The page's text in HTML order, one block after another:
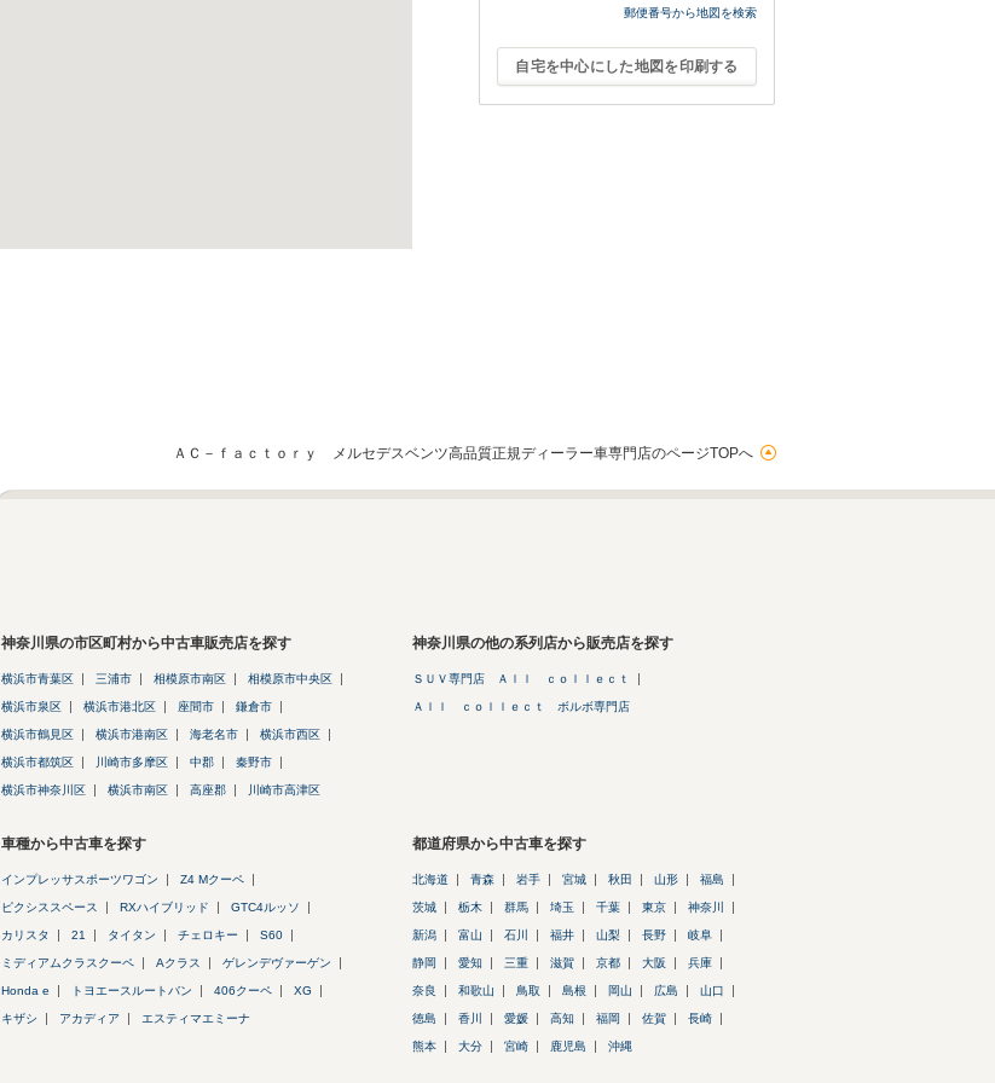
郵便番号から地図を検索
自宅を中心にした地図を印刷する
ＡＣ－ｆａｃｔｏｒｙ メルセデスベンツ高品質正規ディーラー車専門店のページTOPへ
神奈川県の市区町村から中古車販売店を探す
横浜市青葉区 三浦市 相模原市南区 相模原市中央区
横浜市泉区 横浜市港北区 座間市 鎌倉市
横浜市鶴見区 横浜市港南区 海老名市 横浜市西区
横浜市都筑区 川崎市多摩区 中郡 秦野市
横浜市神奈川区 横浜市南区 高座郡 川崎市高津区
神奈川県の他の系列店から販売店を探す
ＳＵＶ専門店 Ａｌｌ ｃｏｌｌｅｃｔ
Ａｌｌ ｃｏｌｌｅｃｔ ボルボ専門店
車種から中古車を探す
インプレッサスポーツワゴン Z4 Mクーペ
ピクシススペース RXハイブリッド GTC4ルッソ
カリスタ 21 タイタン チェロキー S60
ミディアムクラスクーペ Aクラス ゲレンデヴァーゲン
Honda e トヨエースルートバン 406クーペ XG
キザシ アカディア エスティマエミーナ
都道府県から中古車を探す
北海道 青森 岩手 宮城 秋田 山形 福島
茨城 栃木 群馬 埼玉 千葉 東京 神奈川
新潟 富山 石川 福井 山梨 長野 岐阜
静岡 愛知 三重 滋賀 京都 大阪 兵庫
奈良 和歌山 鳥取 島根 岡山 広島 山口
徳島 香川 愛媛 高知 福岡 佐賀 長崎
熊本 大分 宮崎 鹿児島 沖縄